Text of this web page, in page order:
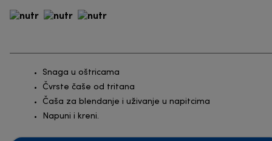
Snaga u oštricama
Čvrste čaše od tritana
Čaša za blendanje i uživanje u napitcima
Napuni i kreni.